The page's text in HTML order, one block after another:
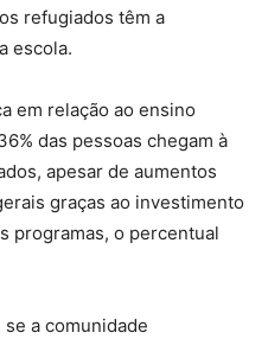
refugiados têm a
escola.
em relação ao ensino
das pessoas chegam à
apesar de aumentos
graças ao investimento
programas, o percentual
a comunidade